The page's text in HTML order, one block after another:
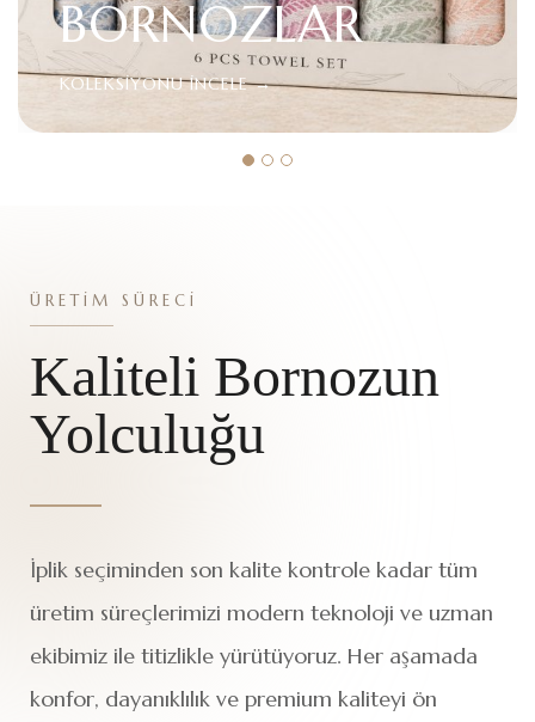
İplik seçiminden son kalite kontrole kadar tüm
üretim süreçlerimizi modern teknoloji ve uzman
ekibimiz ile titizlikle yürütüyoruz. Her aşamada
konfor, dayanıklılık ve premium kaliteyi ön
planda tutuyoruz.
ÜRETİMİ KEŞFET→